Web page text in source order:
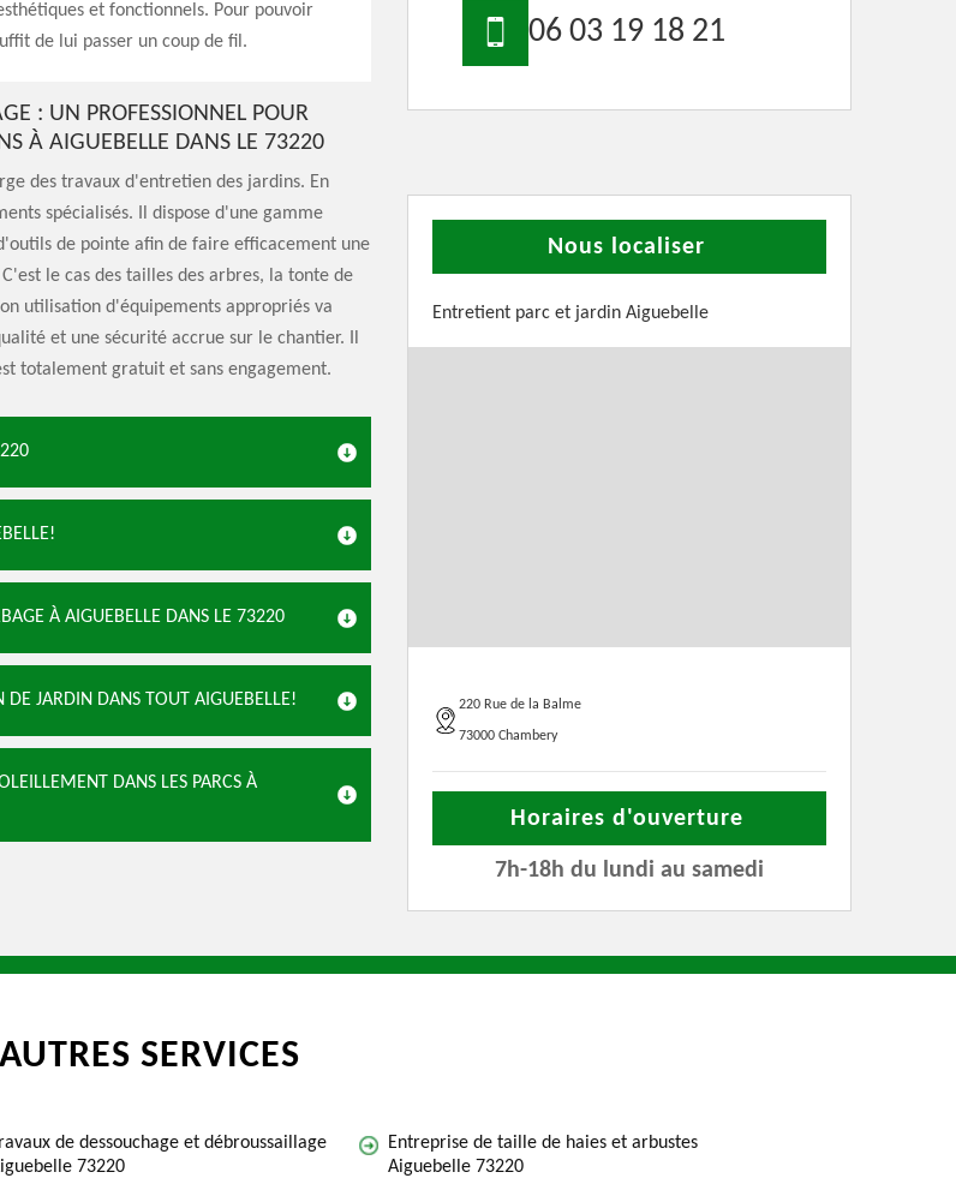
et fonctionnels. Pour pouvoir
de lui passer un coup de fil.
: UN PROFESSIONNEL POUR
À AIGUEBELLE DANS LE 73220
des travaux d'entretien des jardins. En
spécialisés. Il dispose d'une gamme
de pointe afin de faire efficacement une
le cas des tailles des arbres, la tonte de
utilisation d'équipements appropriés va
et une sécurité accrue sur le chantier. Il
totalement gratuit et sans engagement.
À AIGUEBELLE DANS LE 73220
DE JARDIN DANS TOUT AIGUEBELLE!
DANS LES PARCS À
06 03 19 18 21
Nous localiser
Entretient parc et jardin Aiguebelle
220 Rue de la Balme
73000 Chambery
Horaires d'ouverture
7h-18h du lundi au samedi
AUTRES SERVICES
de dessouchage et débroussaillage
73220
Entreprise de taille de haies et arbustes
Aiguebelle 73220